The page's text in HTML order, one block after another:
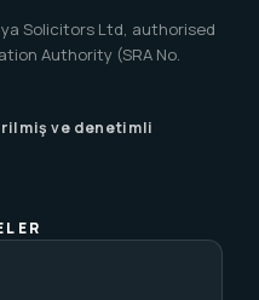
Solicitors Ltd, authorised
Authority (SRA No.
ve denetimli